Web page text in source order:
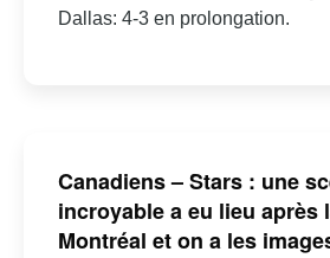
Dallas: 4-3 en prolongation.
Canadiens – Stars : une
incroyable a eu lieu après
Montréal et on a les